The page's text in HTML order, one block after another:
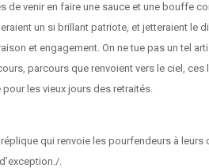
de venir en faire une sauce et une bouffe
un si brillant patriote, et jetteraient
et engagement. On ne tue pas un tel
parcours que renvoient vers le ciel,
pour les vieux jours des retraités.
réplique qui renvoie les pourfendeurs à
.